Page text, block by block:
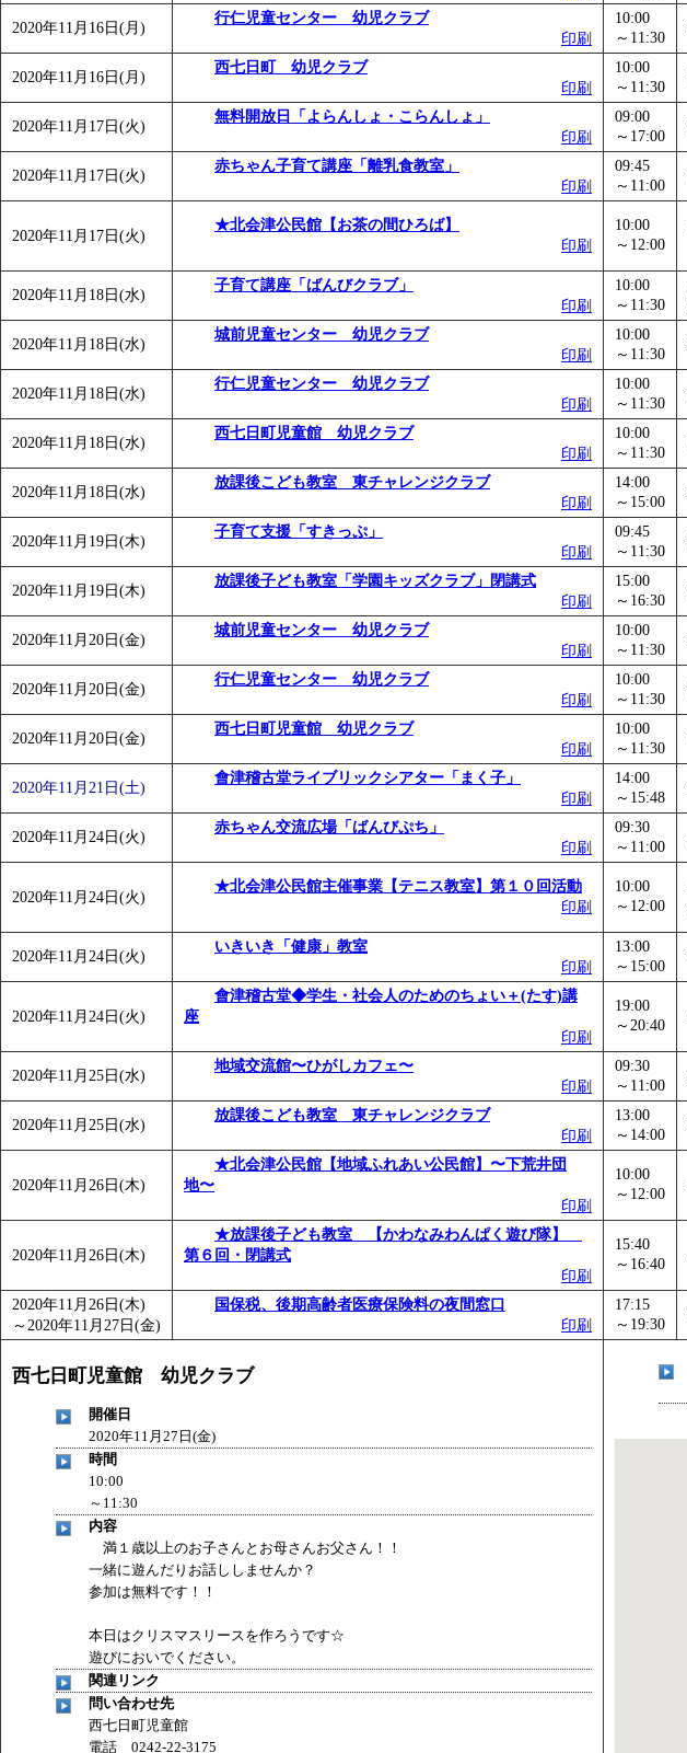
2020年11月16日(月)
行仁児童センター 幼児クラブ
印刷
10:00
～11:30
2020年11月16日(月)
西七日町 幼児クラブ
印刷
10:00
～11:30
2020年11月17日(火)
無料開放日「よらんしょ・こらんしょ」
印刷
09:00
～17:00
2020年11月17日(火)
赤ちゃん子育て講座「離乳食教室」
印刷
09:45
～11:00
2020年11月17日(火)
★北会津公民館【お茶の間ひろば】
印刷
10:00
～12:00
2020年11月18日(水)
子育て講座「ばんびクラブ」
印刷
10:00
～11:30
2020年11月18日(水)
城前児童センター 幼児クラブ
印刷
10:00
～11:30
2020年11月18日(水)
行仁児童センター 幼児クラブ
印刷
10:00
～11:30
2020年11月18日(水)
西七日町児童館 幼児クラブ
印刷
10:00
～11:30
2020年11月18日(水)
放課後こども教室 東チャレンジクラブ
印刷
14:00
～15:00
2020年11月19日(木)
子育て支援「すきっぷ」
印刷
09:45
～11:30
2020年11月19日(木)
放課後子ども教室「学園キッズクラブ」閉講式
印刷
15:00
～16:30
2020年11月20日(金)
城前児童センター 幼児クラブ
印刷
10:00
～11:30
2020年11月20日(金)
行仁児童センター 幼児クラブ
印刷
10:00
～11:30
2020年11月20日(金)
西七日町児童館 幼児クラブ
印刷
10:00
～11:30
2020年11月21日(土)
會津稽古堂ライブリックシアター「まく子」
印刷
14:00
～15:48
2020年11月24日(火)
赤ちゃん交流広場「ばんびぷち」
印刷
09:30
～11:00
2020年11月24日(火)
★北会津公民館主催事業【テニス教室】第１０回活動
印刷
10:00
～12:00
2020年11月24日(火)
いきいき「健康」教室
印刷
13:00
～15:00
2020年11月24日(火)
會津稽古堂◆学生・社会人のためのちょい＋(たす)講
座
印刷
19:00
～20:40
2020年11月25日(水)
地域交流館〜ひがしカフェ〜
印刷
09:30
～11:00
2020年11月25日(水)
放課後こども教室 東チャレンジクラブ
印刷
13:00
～14:00
2020年11月26日(木)
★北会津公民館【地域ふれあい公民館】〜下荒井団
地〜
印刷
10:00
～12:00
2020年11月26日(木)
★放課後子ども教室 【かわなみわんぱく遊び隊】
第６回・閉講式
印刷
15:40
～16:40
2020年11月26日(木)
～ 2020年11月27日(金)
国保税、後期高齢者医療保険料の夜間窓口
印刷
17:15
～19:30
西七日町児童館 幼児クラブ
開催日
2020年11月27日(金)
時間
10:00
～11:30
内容
満１歳以上のお子さんとお母さんお父さん！！
一緒に遊んだりお話ししませんか？
参加は無料です！！
本日はクリスマスリースを作ろうです☆
遊びにおいでください。
関連リンク
問い合わせ先
西七日町児童館
電話 0242-22-3175